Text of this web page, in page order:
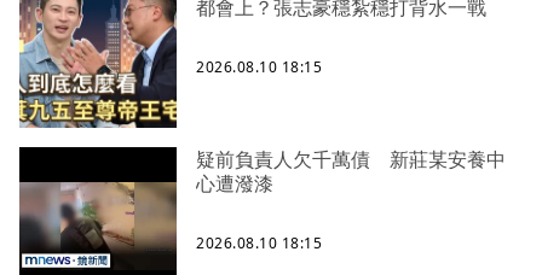
都會上？張志豪穩紮穩打背水一戰
2026.08.10 18:15
疑前負責人欠千萬債 新莊某安養中
心遭潑漆
2026.08.10 18:15